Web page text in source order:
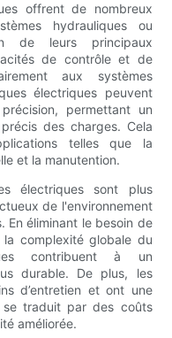
offrent de nombreux
hydrauliques ou
de leurs principaux
de contrôle et de
aux systèmes
électriques peuvent
permettant un
des charges. Cela
telles que la
et la manutention.
électriques sont plus
de l'environnement
En éliminant le besoin de
complexité globale du
contribuent à un
durable. De plus, les
d’entretien et ont une
traduit par des coûts
améliorée.